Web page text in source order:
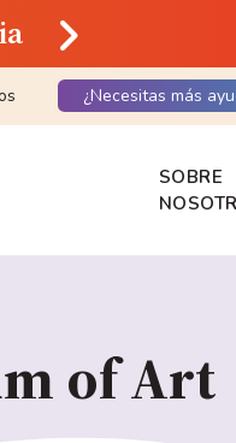
¿Necesitas más
SOBRE
of Art